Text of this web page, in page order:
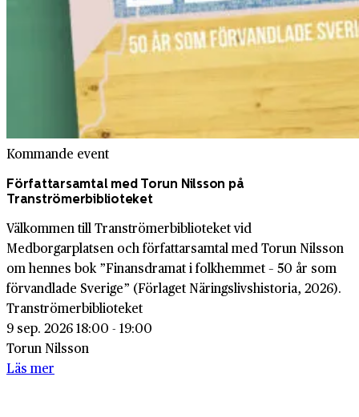
Kommande event
Författarsamtal med Torun Nilsson på
Tranströmerbiblioteket
Välkommen till Tranströmerbiblioteket vid
Medborgarplatsen och författarsamtal med Torun Nilsson
om hennes bok ”Finansdramat i folkhemmet – 50 år som
förvandlade Sverige” (Förlaget Näringslivshistoria, 2026).
Tranströmerbiblioteket
9 sep. 2026 18:00 - 19:00
Torun Nilsson
Läs mer